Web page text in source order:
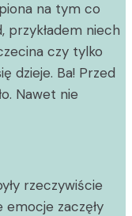
na tym co
przykładem niech
czy tylko
dzieje. Ba! Przed
Nawet nie
rzeczywiście
emocje zaczęły